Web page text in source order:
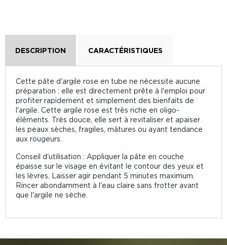
DESCRIPTION CARACTÉRISTIQUES
Cette pâte d'argile rose en tube ne nécessite aucune
préparation : elle est directement prête à l'emploi pour
profiter rapidement et simplement des bienfaits de
l'argile. Cette argile rose est très riche en oligo-
éléments. Très douce, elle sert à revitaliser et apaiser
les peaux sèches, fragiles, mâtures ou ayant tendance
aux rougeurs.
Conseil d'utilisation : Appliquer la pâte en couche
épaisse sur le visage en évitant le contour des yeux et
les lèvres. Laisser agir pendant 5 minutes maximum.
Rincer abondamment à l'eau claire sans frotter avant
que l'argile ne sèche.